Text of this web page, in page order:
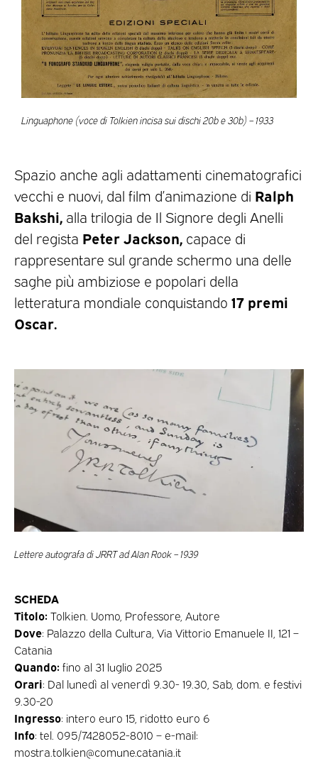
Linguaphone (voce di Tolkien incisa sui dischi 20b e 30b) – 1933
Spazio anche agli adattamenti cinematografici
vecchi e nuovi, dal film d’animazione di Ralph
Bakshi, alla trilogia de Il Signore degli Anelli
del regista Peter Jackson, capace di
rappresentare sul grande schermo una delle
saghe più ambiziose e popolari della
letteratura mondiale conquistando 17 premi
Oscar.
Lettere autografa di JRRT ad Alan Rook – 1939
SCHEDA
Titolo: Tolkien. Uomo, Professore, Autore
Dove: Palazzo della Cultura, Via Vittorio Emanuele II, 121 –
Catania
Quando: fino al 31 luglio 2025
Orari: Dal lunedì al venerdì 9.30- 19.30, Sab, dom. e festivi
9.30-20
Ingresso: intero euro 15, ridotto euro 6
Info: tel. 095/7428052-8010 – e-mail:
mostra.tolkien@comune.catania.it